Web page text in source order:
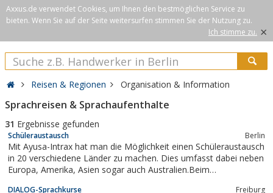
Axxus.de verwendet Cookies, um Ihnen den bestmöglichen Service zu
bieten. Wenn Sie auf der Seite weitersurfen stimmen Sie der Nutzung zu.
Ich stimme zu. ×
Reisen & Regionen Organisation & Information
Sprachreisen & Sprachaufenthalte
31 Ergebnisse gefunden
Schüleraustausch Berlin
Mit Ayusa-Intrax hat man die Möglichkeit einen Schüleraustausch
in 20 verschiedene Länder zu machen. Dies umfasst dabei neben
Europa, Amerika, Asien sogar auch Australien.Beim
DIALOG-Sprachkurse Freiburg